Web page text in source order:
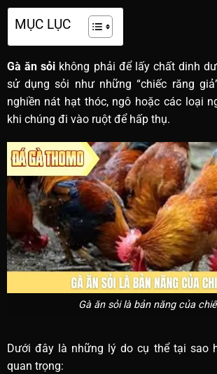
MỤC LỤC
Gà ăn sỏi không phải để lấy chất dinh
sử dụng sỏi như những “chiếc răng
nghiền nát hạt thóc, ngô hoặc các loại
khi chúng đi vào ruột để hấp thụ.
Gà ăn sỏi là bản năng của
Dưới đây là những lý do cụ thể tại sao
quan trọng: